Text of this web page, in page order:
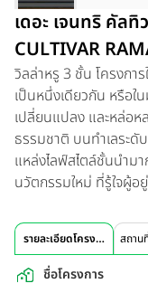
เดอะ เจนทริ คัลทิ
CULTIVAR
วิลล่าหรู 3 ชั้น โครงการ
เป็นหนึ่งเดียวกัน หรือใ
เปลี่ยนแปลง และหล่อ
ธรรมชาติ บนทำเลระดั
แหล่งไลฟ์สไตล์ชั้นนำม
นวัตกรรมใหม่ ที่รู้ใจผู้
รายละเอียดโครงการ สถาน
ชื่อโครงการ